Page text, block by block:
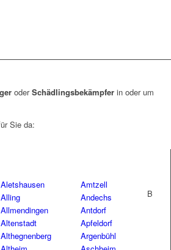
oderSchädlingsbekämpfer in oder um
Sie da:
Aletshausen
Alling
Allmendingen
Altenstadt
Althegnenberg
Amtzell
Andechs
Antdorf
Apfeldorf
Argenbühl
B